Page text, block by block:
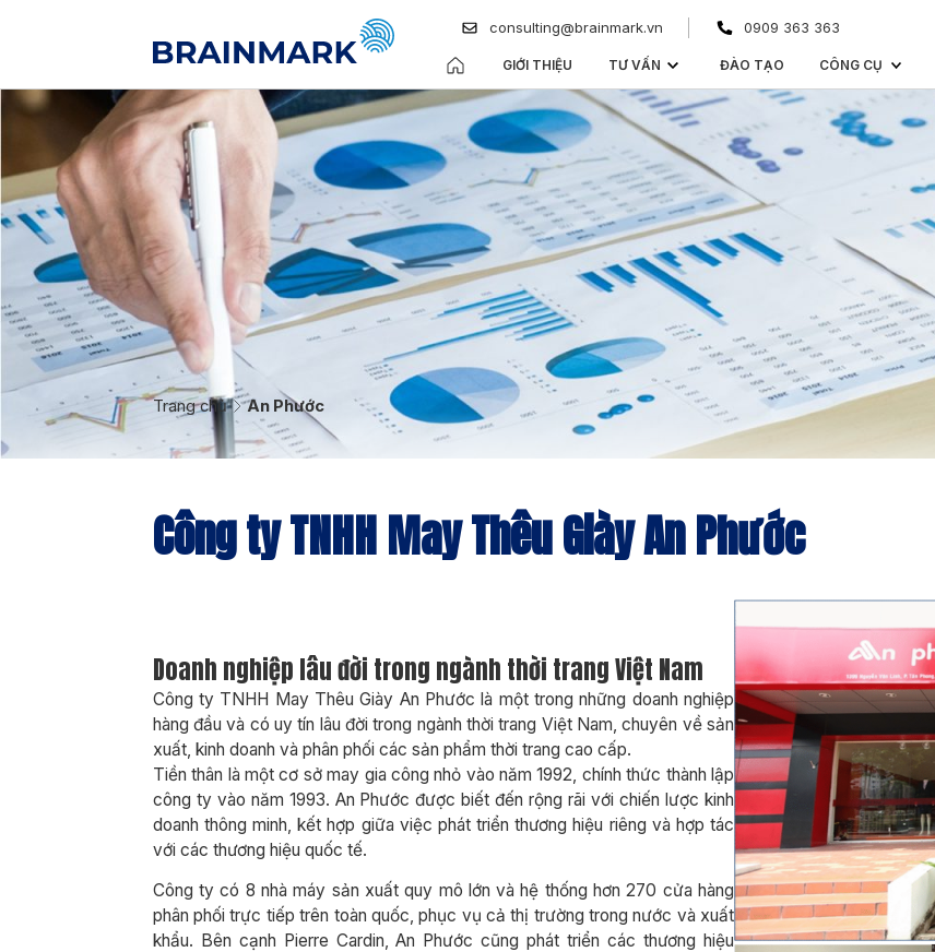
consulting@brainmark.vn 0909 363 363
GIỚI THIỆU TƯ VẤN ĐÀO TẠO CÔNG CỤ
Trang chủ An Phước
Công ty TNHH May Thêu Giày An Phước
Doanh nghiệp lâu đời trong ngành thời trang Việt Nam
Công ty TNHH May Thêu Giày An Phước là một trong những doanh nghiệp
hàng đầu và có uy tín lâu đời trong ngành thời trang Việt Nam, chuyên về sản
xuất, kinh doanh và phân phối các sản phẩm thời trang cao cấp.
Tiền thân là một cơ sở may gia công nhỏ vào năm 1992, chính thức thành lập
công ty vào năm 1993. An Phước được biết đến rộng rãi với chiến lược kinh
doanh thông minh, kết hợp giữa việc phát triển thương hiệu riêng và hợp tác
với các thương hiệu quốc tế.
Công ty có 8 nhà máy sản xuất quy mô lớn và hệ thống hơn 270 cửa hàng
phân phối trực tiếp trên toàn quốc, phục vụ cả thị trường trong nước và xuất
khẩu. Bên cạnh Pierre Cardin, An Phước cũng phát triển các thương hiệu